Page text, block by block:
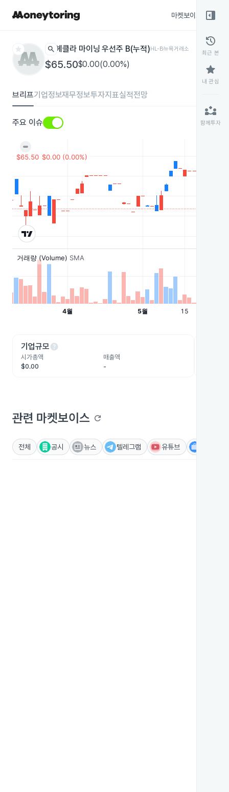
마켓보이스
star search 헤클라 마이닝 우선주 B(누적)HL-B뉴욕거래소
$65.50$0.00(0.00%)
브리프기업정보재무정보투자지표실적전망
주요 이슈
기업규모help
시가총액
$0.00
매출액
-
관련 마켓보이스 refresh
전체 공시 뉴스 텔레그램 유튜브
right_panel_open
history
최근 본
star
내 관심
partner_exchange
함께투자